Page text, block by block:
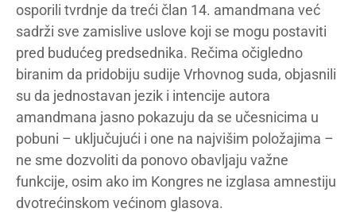
osporili tvrdnje da treći član 14. amandmana već
sadrži sve zamislive uslove koji se mogu postaviti
pred budućeg predsednika. Rečima očigledno
biranim da pridobiju sudije Vrhovnog suda, objasnili
su da jednostavan jezik i intencije autora
amandmana jasno pokazuju da se učesnicima u
pobuni – uključujući i one na najvišim položajima –
ne sme dozvoliti da ponovo obavljaju važne
funkcije, osim ako im Kongres ne izglasa amnestiju
dvotrećinskom većinom glasova.